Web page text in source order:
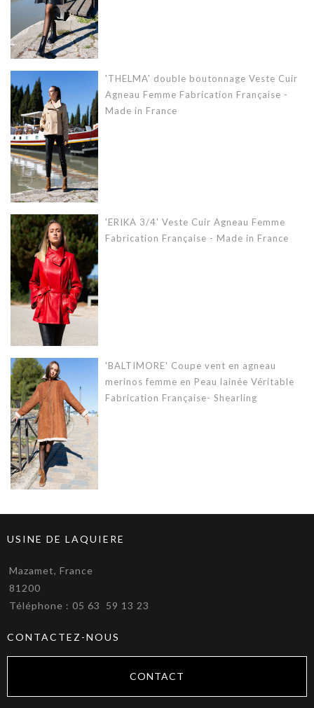
'THELMA' double boutonnage Veste Cuir
Agneau Femme Fabrication Française -
Made in France
'ERIKA 3/4' Veste Cuir Agneau Femme
Fabrication Française - Made in France
'BALTIMORE' Coupe vent en agneau
merinos femme en Peau lainée Véritable
Fabrication Française- Shearling
USINE DE LAQUIERE
Mazamet, France
81200
Téléphone : 05 63 59 13 23
CONTACTEZ-NOUS
CONTACT